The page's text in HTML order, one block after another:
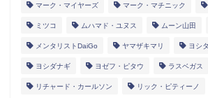
マーク・マイヤーズ マーク・マチニック
ミツコ ムハマド・ユヌス ムーン山田
メンタリストDaiGo ヤマザキマリ ヨシ
ヨシダナギ ヨゼフ・ピタウ ラスベガス
リチャード・カールソン リック・ピティーノ